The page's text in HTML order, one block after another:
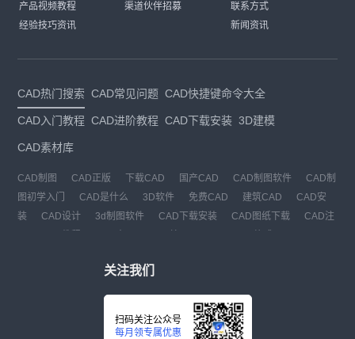
产品视频教程
经验技巧资讯
渠道伙伴招募
联系方式
新闻资讯
CAD热门搜索 CAD常见问题 CAD快捷键命令大全
CAD入门教程 CAD进阶教程 CAD下载安装 3D建模
CAD素材库
CAD制图 CAD正版 下载CAD 国产CAD CAD制图软件
CAD制
图初学入门
CAD是什么 3D软件 免费CAD 建筑CAD
CAD安
装
CAD设计 3d制图软件 CAD下载安装 CAD图纸下载
CAD注
关注我们
扫码关注公众号
每月领专属优惠